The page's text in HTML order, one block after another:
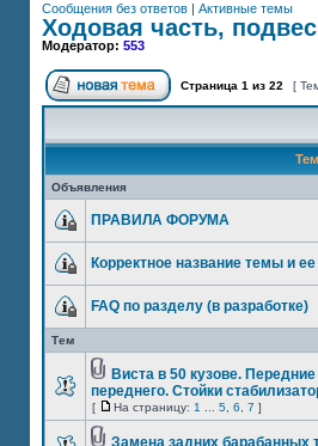
Сообщения без ответов | Активные темы
Ходовая часть,
Модератор: 553
Страница 1 из 22 [
Объявления
ПРАВИЛА ФОРУМА
Корректное название темы и
FAQ по разделу (в разработке)
Тем
Виста в 50 кузове.
переднего. Стойки
[ На страницу: 1 5 6 7 ]
Замена задних барабанных